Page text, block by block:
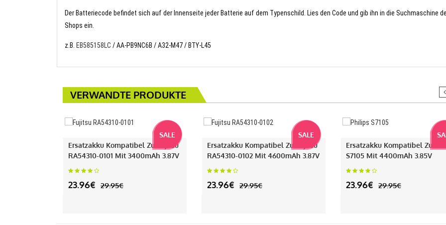
Der Batteriecode befindet sich auf der Innenseite jeder Batterie auf dem Typenschild. Lies den Code und gib ihn in die Suchmaschine
Shops ein.
z.B. EB585158LC / AA-PB9NC6B / A32-M47 / BTY-L45
VERWANDTE PRODUKTE
SALE
Ersatzakku Kompatibel Zu Fujitsu
RA54310-0101 Mit 3400mAh 3.87V
23.96€ 29.95€
SALE
Ersatzakku Kompatibel Zu Fujitsu
RA54310-0102 Mit 4600mAh 3.87V
23.96€ 29.95€
Ersatzakku Kompatibel Zu
S7105 Mit 4400mAh 3.85V
23.96€ 29.95€